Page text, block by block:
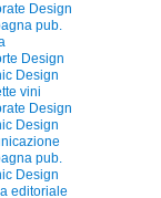
Design
pub.
Design
Design
vini
Design
Design
pub.
Design
editoriale